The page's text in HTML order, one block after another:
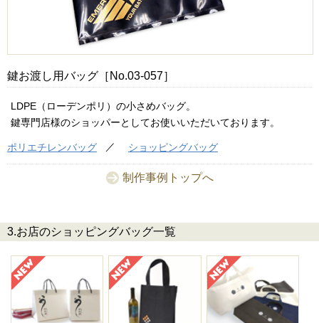
鍵お渡し用バッグ［No.03-057］
LDPE（ローデンポリ）の小さめバッグ。
鍵専門店様のショッパーとしてお使いいただいております。
ポリエチレンバッグ ショッピングバッグ
制作事例トップへ
3.お店のショッピングバッグ一覧